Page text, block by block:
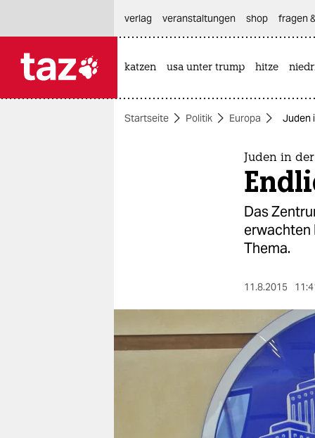
themen
nord
verlag
veranstaltungen shop fragen
katzen usa unter trump hitze
Startseite Politik Europa Juden
Juden in
Das
erwachten
Thema.
11.8.2015